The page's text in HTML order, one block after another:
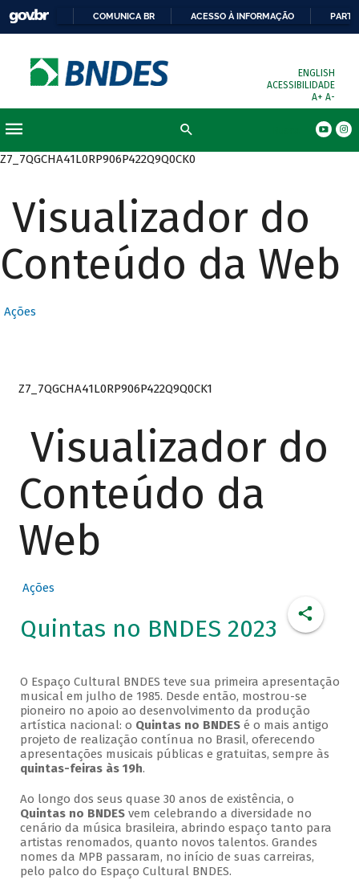
COMUNICA BR ACESSO À INFORMAÇÃO
ENGLISH
ACESSIBILIDADE
A+ A-
Z7_7QGCHA41L0RP906P422Q9Q0CK0
Visualizador do
Conteúdo da Web
Ações
Z7_7QGCHA41L0RP906P422Q9Q0CK1
Visualizador do
Conteúdo da
Web
Ações
Quintas no BNDES 2023
O Espaço Cultural BNDES teve sua primeira apresentação
musical em julho de 1985. Desde então, mostrou-se
pioneiro no apoio ao desenvolvimento da produção
artística nacional: o Quintas no BNDESé o mais antigo
projeto de realização contínua no Brasil, oferecendo
apresentações musicais públicas e gratuitas, sempre às
quintas-feiras às 19h.
Ao longo dos seus quase 30 anos de existência, o
Quintas no BNDESvem celebrando a diversidade no
cenário da música brasileira, abrindo espaço tanto para
artistas renomados, quanto novos talentos. Grandes
nomes da MPB passaram, no início de suas carreiras,
pelo palco do Espaço Cultural BNDES.